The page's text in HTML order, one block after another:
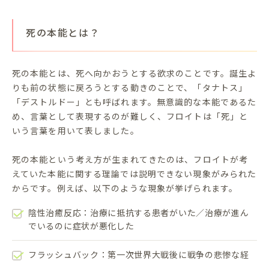
死の本能とは？
死の本能とは、死へ向かおうとする欲求のことです。誕生よ
りも前の状態に戻ろうとする動きのことで、「タナトス」
「デストルドー」とも呼ばれます。無意識的な本能であるた
め、言葉として表現するのが難しく、フロイトは「死」と
いう言葉を用いて表しました。
死の本能という考え方が生まれてきたのは、フロイトが考
えていた本能に関する理論では説明できない現象がみられた
からです。例えば、以下のような現象が挙げられます。
陰性治癒反応：治療に抵抗する患者がいた／治療が進ん
でいるのに症状が悪化した
フラッシュバック：第一次世界大戦後に戦争の悲惨な経